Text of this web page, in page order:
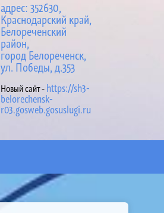
адрес: 352630,
Краснодарский край,
Белореченский
район,
город Белореченск,
ул. Победы, д.353
Новый сайт - https://sh3-
belorechensk-
r03.gosweb.gosuslugi.ru